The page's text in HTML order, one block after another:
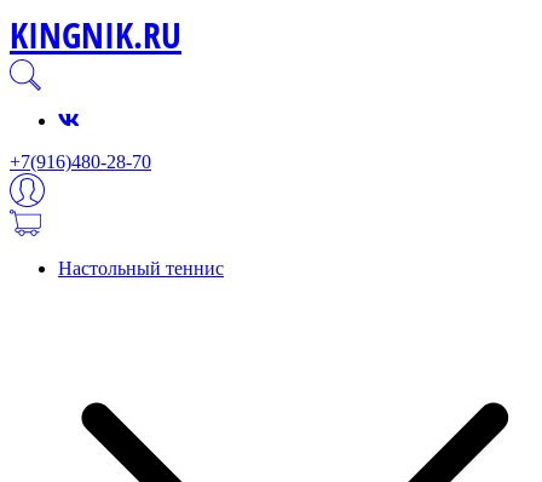
KINGNIK.RU
+7(916)480-28-70
Настольный теннис